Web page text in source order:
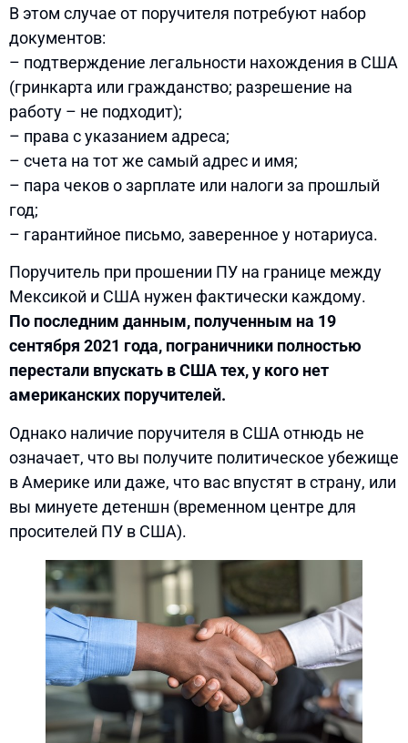
В этом случае от поручителя потребуют набор
документов:
– подтверждение легальности нахождения в США
(гринкарта или гражданство; разрешение на
работу – не подходит);
– права с указанием адреса;
– счета на тот же самый адрес и имя;
– пара чеков о зарплате или налоги за прошлый
год;
– гарантийное письмо, заверенное у нотариуса.
Поручитель при прошении ПУ на границе между
Мексикой и США нужен фактически каждому.
По последним данным, полученным на 19
сентября 2021 года, пограничники полностью
перестали впускать в США тех, у кого нет
американских поручителей.
Однако наличие поручителя в США отнюдь не
означает, что вы получите политическое убежище
в Америке или даже, что вас впустят в страну, или
вы минуете детеншн (временном центре для
просителей ПУ в США).